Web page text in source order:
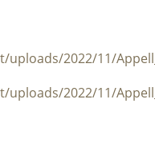
2022/11/
2022/11/